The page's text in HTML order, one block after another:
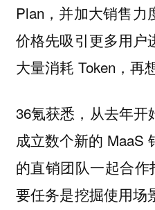
Plan，并加大销售力
价格先吸引更多用户
大量消耗 Token，再
36氪获悉，从去年
成立数个新的 MaaS
的直销团队一起合
要任务是挖掘使用场